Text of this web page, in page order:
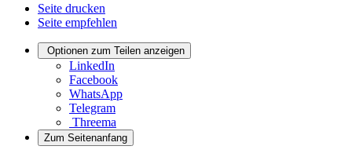
Seite drucken
Seite empfehlen
Optionen zum Teilen anzeigen
LinkedIn
Facebook
WhatsApp
Telegram
Threema
Zum Seitenanfang